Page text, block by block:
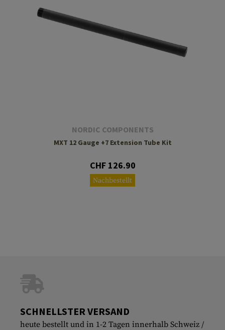
NORDIC COMPONENTS
MXT 12 Gauge +7 Extension Tube Kit
CHF 126.90
Nachbestellt
SCHNELLSTER VERSAND
heute bestellt und in 1-2 Tagen innerhalb Schweiz /